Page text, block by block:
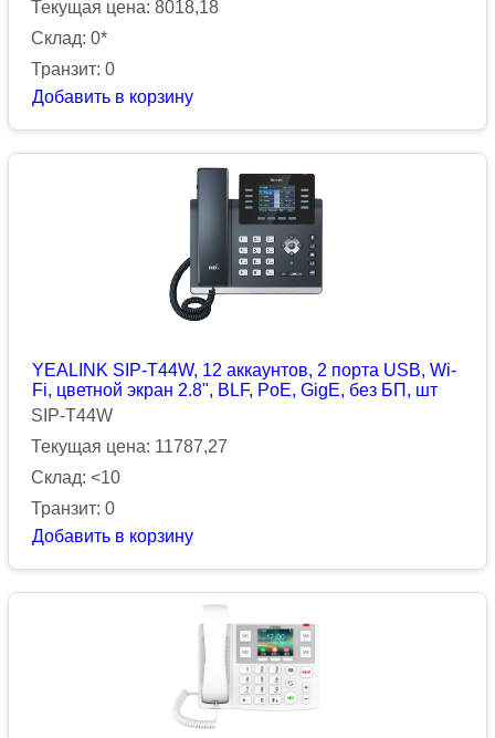
Текущая цена: 8018,18
Склад: 0*
Транзит: 0
Добавить в корзину
YEALINK SIP-T44W, 12 аккаунтов, 2 порта USB, Wi-
Fi, цветной экран 2.8", BLF, PoE, GigE, без БП, шт
SIP-T44W
Текущая цена: 11787,27
Склад: <10
Транзит: 0
Добавить в корзину